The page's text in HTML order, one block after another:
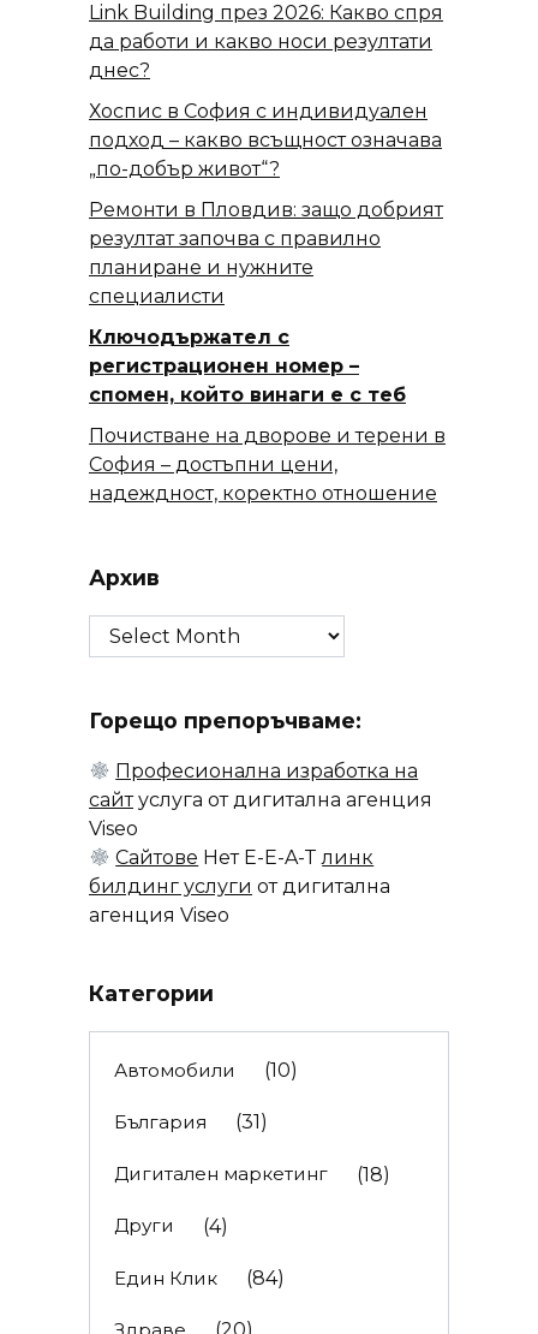
Link Building през 2026: Какво спря
да работи и какво носи резултати
днес?
Хоспис в София с индивидуален
подход – какво всъщност означава
„по-добър живот“?
Ремонти в Пловдив: защо добрият
резултат започва с правилно
планиране и нужните
специалисти
Ключодържател с
регистрационен номер –
спомен, който винаги е с теб
Почистване на дворове и терени в
София – достъпни цени,
надеждност, коректно отношение
Архив
Архив
Горещо препоръчваме:
Професионална изработка на
сайтуслуга от дигитална агенция
Viseo
Сайтове Нет E-E-A-Tлинк
билдинг услуги от дигитална
агенция Viseo
Категории
Автомобили (10)
България (31)
Дигитален маркетинг (18)
Други (4)
Един Клик (84)